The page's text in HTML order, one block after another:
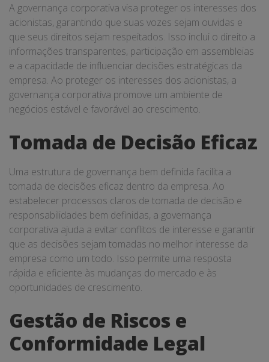
A governança corporativa visa proteger os interesses dos
acionistas, garantindo que suas vozes sejam ouvidas e
que seus direitos sejam respeitados. Isso inclui o direito a
informações transparentes, participação em assembleias
e a capacidade de influenciar decisões estratégicas da
empresa. Ao proteger os interesses dos acionistas, a
governança corporativa promove um ambiente de
negócios estável e favorável ao crescimento.
Tomada de Decisão Eficaz
Uma estrutura de governança bem definida facilita a
tomada de decisões eficaz dentro da empresa. Ao
estabelecer processos claros de tomada de decisão e
responsabilidades bem definidas, a governança
corporativa ajuda a evitar conflitos de interesse e garantir
que as decisões sejam tomadas no melhor interesse da
empresa como um todo. Isso permite uma resposta
rápida e eficiente às mudanças do mercado e às
oportunidades de crescimento.
Gestão de Riscos e
Conformidade Legal